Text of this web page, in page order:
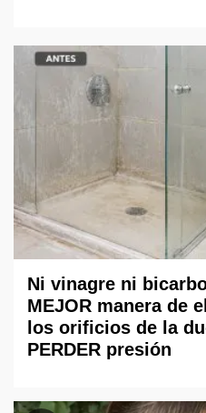
Ni vinagre ni
MEJOR manera de
los orificios de la
PERDER presión